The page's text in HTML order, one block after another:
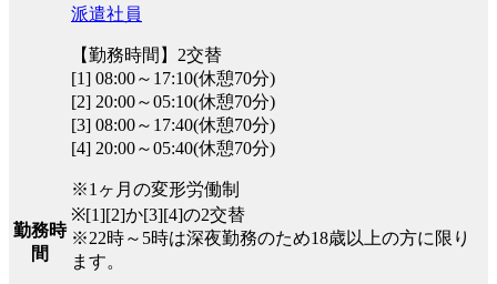
勤務時
間
派遣社員
【勤務時間】2交替
[1] 08:00～17:10(休憩70分)
[2] 20:00～05:10(休憩70分)
[3] 08:00～17:40(休憩70分)
[4] 20:00～05:40(休憩70分)
※1ヶ月の変形労働制
※[1][2]か[3][4]の2交替
※22時～5時は深夜勤務のため18歳以上の方に限り
ます。